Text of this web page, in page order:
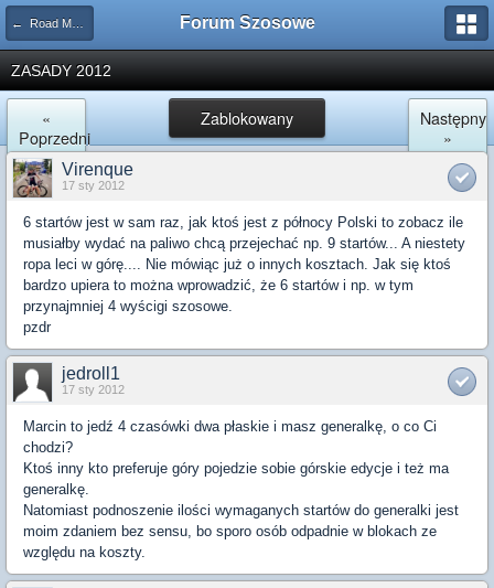
← Road Maraton Forum Szosowe
ZASADY 2012
Zablokowany
«
Poprzedni
Następny
»
Virenque
17 sty 2012
6 startów jest w sam raz, jak ktoś jest z północy Polski to zobacz ile
musiałby wydać na paliwo chcą przejechać np. 9 startów... A niestety
ropa leci w górę.... Nie mówiąc już o innych kosztach. Jak się ktoś
bardzo upiera to można wprowadzić, że 6 startów i np. w tym
przynajmniej 4 wyścigi szosowe.
pzdr
jedroll1
17 sty 2012
Marcin to jedź 4 czasówki dwa płaskie i masz generalkę, o co Ci
chodzi?
Ktoś inny kto preferuje góry pojedzie sobie górskie edycje i też ma
generalkę.
Natomiast podnoszenie ilości wymaganych startów do generalki jest
moim zdaniem bez sensu, bo sporo osób odpadnie w blokach ze
względu na koszty.